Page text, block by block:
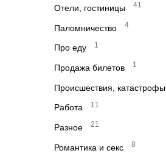
Отели, гостиницы 41
Паломничество 4
Про еду 1
Продажа билетов 1
Происшествия, катастрофы
Работа 11
Разное 21
Романтика и секс 8